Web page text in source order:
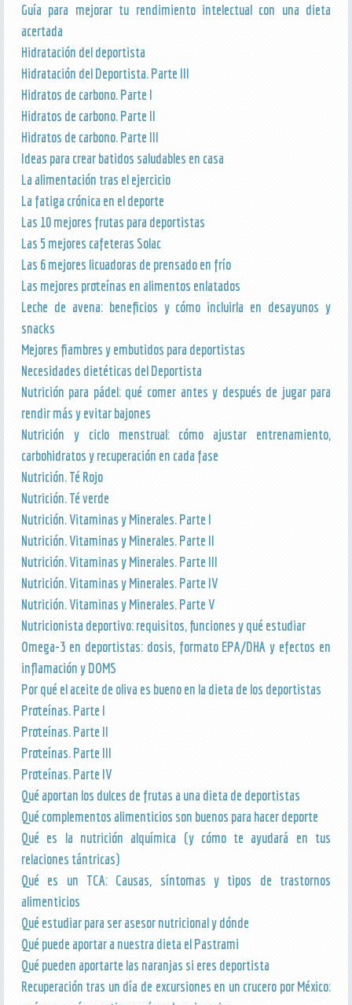
Guía para mejorar tu rendimiento intelectual con una dieta
acertada
Hidratación del deportista
Hidratación del Deportista. Parte III
Hidratos de carbono. Parte I
Hidratos de carbono. Parte II
Hidratos de carbono. Parte III
Ideas para crear batidos saludables en casa
La alimentación tras el ejercicio
La fatiga crónica en el deporte
Las 10 mejores frutas para deportistas
Las 5 mejores cafeteras Solac
Las 6 mejores licuadoras de prensado en frío
Las mejores proteínas en alimentos enlatados
Leche de avena: beneficios y cómo incluirla en desayunos y
snacks
Mejores fiambres y embutidos para deportistas
Necesidades dietéticas del Deportista
Nutrición para pádel: qué comer antes y después de jugar para
rendir más y evitar bajones
Nutrición y ciclo menstrual: cómo ajustar entrenamiento,
carbohidratos y recuperación en cada fase
Nutrición. Té Rojo
Nutrición. Té verde
Nutrición. Vitaminas y Minerales. Parte I
Nutrición. Vitaminas y Minerales. Parte II
Nutrición. Vitaminas y Minerales. Parte III
Nutrición. Vitaminas y Minerales. Parte IV
Nutrición. Vitaminas y Minerales. Parte V
Nutricionista deportivo: requisitos, funciones y qué estudiar
Omega-3 en deportistas: dosis, formato EPA/DHA y efectos en
inflamación y DOMS
Por qué el aceite de oliva es bueno en la dieta de los deportistas
Proteínas. Parte I
Proteínas. Parte II
Proteínas. Parte III
Proteínas. Parte IV
Qué aportan los dulces de frutas a una dieta de deportistas
Qué complementos alimenticios son buenos para hacer deporte
Qué es la nutrición alquímica (y cómo te ayudará en tus
relaciones tántricas)
Qué es un TCA: Causas, síntomas y tipos de trastornos
alimenticios
Qué estudiar para ser asesor nutricional y dónde
Qué puede aportar a nuestra dieta el Pastrami
Qué pueden aportarte las naranjas si eres deportista
Recuperación tras un día de excursiones en un crucero por México: